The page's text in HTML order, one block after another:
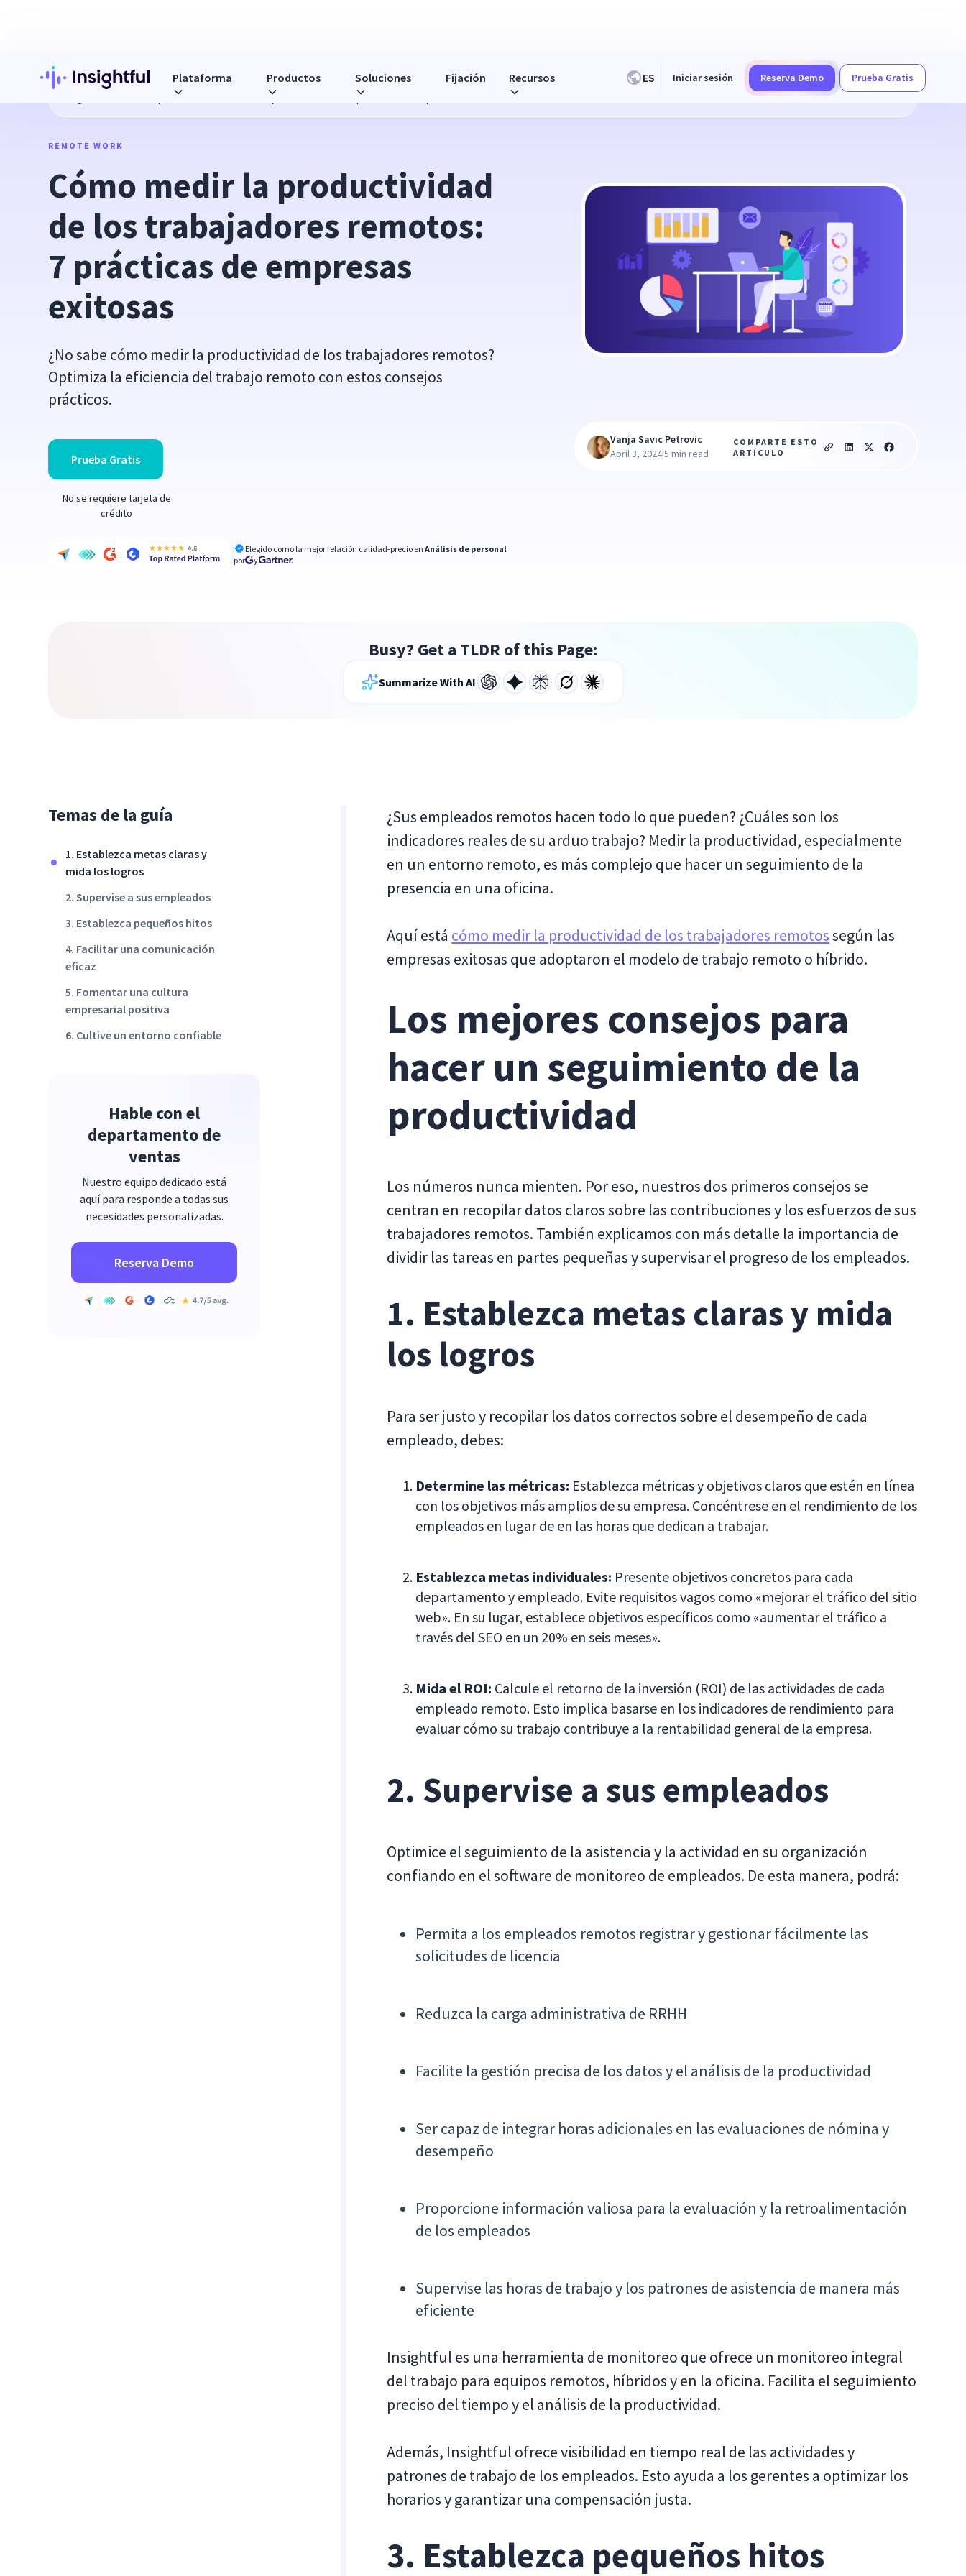
Plataforma Productos Soluciones Fijación Recursos ES Iniciar sesión Reserva Demo
Prueba Gratis
Cómo medir la productividad de los trabajadores remotos: 7 prácticas de empresas exitosas
REMOTE WORK
Cómo medir la productividad
de los trabajadores remotos:
7 prácticas de empresas
exitosas
¿No sabe cómo medir la productividad de los trabajadores remotos?
Optimiza la eficiencia del trabajo remoto con estos consejos
prácticos.
Prueba Gratis
No se requiere tarjeta de
crédito
Elegido como la mejor relación calidad-precio enAnálisis de personal
por
y
Vanja Savic Petrovic
April 3, 2024|5 min read
COMPARTE ESTO
ARTÍCULO
Busy? Get a TLDR of this Page:
Summarize With AI
Temas de la guía
1. Establezca metas claras y
mida los logros
2. Supervise a sus empleados
3. Establezca pequeños hitos
4. Facilitar una comunicación
eficaz
5. Fomentar una cultura
empresarial positiva
6. Cultive un entorno confiable
Hable con el
departamento de
ventas
Nuestro equipo dedicado está
aquí para responde a todas sus
necesidades personalizadas.
Reserva Demo
¿Sus empleados remotos hacen todo lo que pueden? ¿Cuáles son los
indicadores reales de su arduo trabajo? Medir la productividad, especialmente
en un entorno remoto, es más complejo que hacer un seguimiento de la
presencia en una oficina.
Aquí está cómo medir la productividad de los trabajadores remotossegún las
empresas exitosas que adoptaron el modelo de trabajo remoto o híbrido.
Los mejores consejos para
hacer un seguimiento de la
productividad
Los números nunca mienten. Por eso, nuestros dos primeros consejos se
centran en recopilar datos claros sobre las contribuciones y los esfuerzos de sus
trabajadores remotos. También explicamos con más detalle la importancia de
dividir las tareas en partes pequeñas y supervisar el progreso de los empleados.
1. Establezca metas claras y mida
los logros
Para ser justo y recopilar los datos correctos sobre el desempeño de cada
empleado, debes:
Determine las métricas: Establezca métricas y objetivos claros que estén en línea
con los objetivos más amplios de su empresa. Concéntrese en el rendimiento de los
empleados en lugar de en las horas que dedican a trabajar.
Establezca metas individuales: Presente objetivos concretos para cada
departamento y empleado. Evite requisitos vagos como «mejorar el tráfico del sitio
web». En su lugar, establece objetivos específicos como «aumentar el tráfico a
través del SEO en un 20% en seis meses».
Mida el ROI: Calcule el retorno de la inversión (ROI) de las actividades de cada
empleado remoto. Esto implica basarse en los indicadores de rendimiento para
evaluar cómo su trabajo contribuye a la rentabilidad general de la empresa.
2. Supervise a sus empleados
Optimice el seguimiento de la asistencia y la actividad en su organización
confiando en el software de monitoreo de empleados. De esta manera, podrá:
Permita a los empleados remotos registrar y gestionar fácilmente las
solicitudes de licencia
Reduzca la carga administrativa de RRHH
Facilite la gestión precisa de los datos y el análisis de la productividad
Ser capaz de integrar horas adicionales en las evaluaciones de nómina y
desempeño
Proporcione información valiosa para la evaluación y la retroalimentación
de los empleados
Supervise las horas de trabajo y los patrones de asistencia de manera más
eficiente
Insightful es una herramienta de monitoreo que ofrece un monitoreo integral
del trabajo para equipos remotos, híbridos y en la oficina. Facilita el seguimiento
preciso del tiempo y el análisis de la productividad.
Además, Insightful ofrece visibilidad en tiempo real de las actividades y
patrones de trabajo de los empleados. Esto ayuda a los gerentes a optimizar los
horarios y garantizar una compensación justa.
3. Establezca pequeños hitos